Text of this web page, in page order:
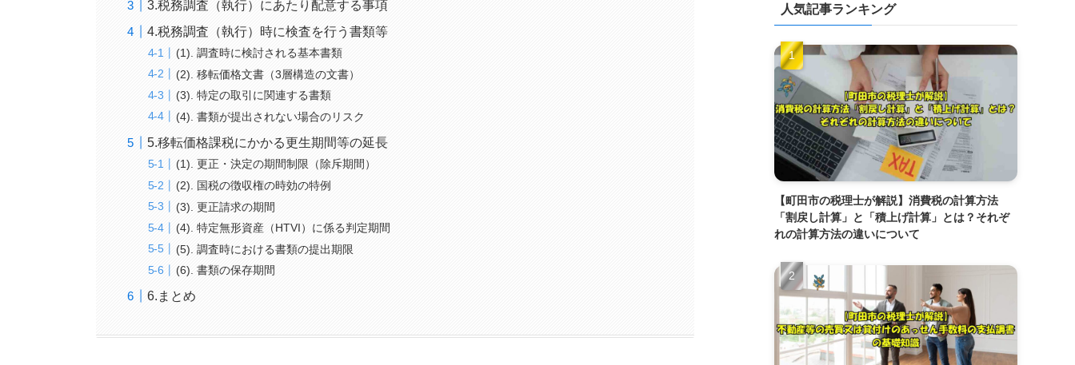
3.税務調査（執行）にあたり配意する事項
4.税務調査（執行）時に検査を行う書類等
(1). 調査時に検討される基本書類
(2). 移転価格文書（3層構造の文書）
(3). 特定の取引に関連する書類
(4). 書類が提出されない場合のリスク
5.移転価格課税にかかる更生期間等の延長
(1). 更正・決定の期間制限（除斥期間）
(2). 国税の徴収権の時効の特例
(3). 更正請求の期間
(4). 特定無形資産（HTVI）に係る判定期間
(5). 調査時における書類の提出期限
(6). 書類の保存期間
6.まとめ
人気記事ランキング
【町田市の税理士が解説】消費税の計算方法
「割戻し計算」と「積上げ計算」とは？それぞ
れの計算方法の違いについて